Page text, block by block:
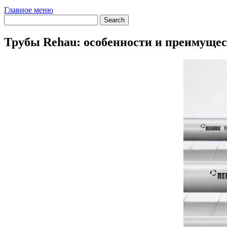
Главное меню
Трубы Rehau: особенности и